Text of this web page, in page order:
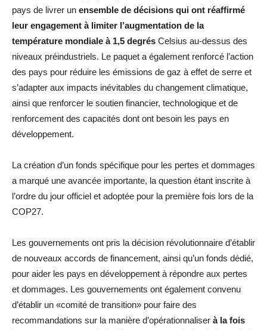
pays de livrer un ensemble de décisions qui ont réaffirmé
leur engagement à limiter l’augmentation de la
température mondiale à 1,5 degrés Celsius au-dessus des
niveaux préindustriels. Le paquet a également renforcé l’action
des pays pour réduire les émissions de gaz à effet de serre et
s’adapter aux impacts inévitables du changement climatique,
ainsi que renforcer le soutien financier, technologique et de
renforcement des capacités dont ont besoin les pays en
développement.
La création d’un fonds spécifique pour les pertes et dommages
a marqué une avancée importante, la question étant inscrite à
l’ordre du jour officiel et adoptée pour la première fois lors de la
COP27.
Les gouvernements ont pris la décision révolutionnaire d’établir
de nouveaux accords de financement, ainsi qu’un fonds dédié,
pour aider les pays en développement à répondre aux pertes
et dommages. Les gouvernements ont également convenu
d’établir un «comité de transition» pour faire des
recommandations sur la manière d’opérationnaliser à la fois